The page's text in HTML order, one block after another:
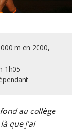
m en 2000,
1h05'
au collège
que j’ai